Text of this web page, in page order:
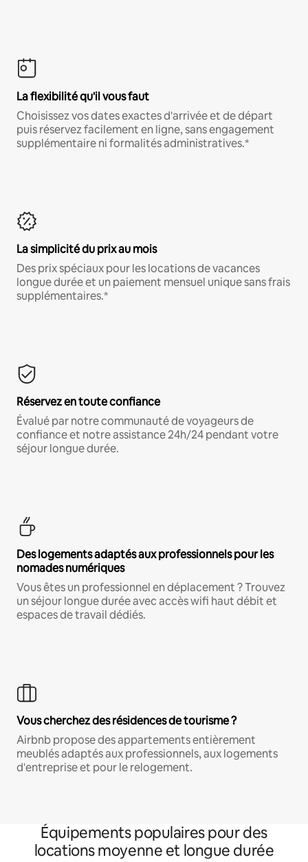
La flexibilité qu'il vous faut
Choisissez vos dates exactes d'arrivée et de départ
puis réservez facilement en ligne, sans engagement
supplémentaire ni formalités administratives.*
La simplicité du prix au mois
Des prix spéciaux pour les locations de vacances
longue durée et un paiement mensuel unique sans frais
supplémentaires.*
Réservez en toute confiance
Évalué par notre communauté de voyageurs de
confiance et notre assistance 24h/24 pendant votre
séjour longue durée.
Des logements adaptés aux professionnels pour les
nomades numériques
Vous êtes un professionnel en déplacement ? Trouvez
un séjour longue durée avec accès wifi haut débit et
espaces de travail dédiés.
Vous cherchez des résidences de tourisme ?
Airbnb propose des appartements entièrement
meublés adaptés aux professionnels, aux logements
d'entreprise et pour le relogement.
Équipements populaires pour des
locations moyenne et longue durée